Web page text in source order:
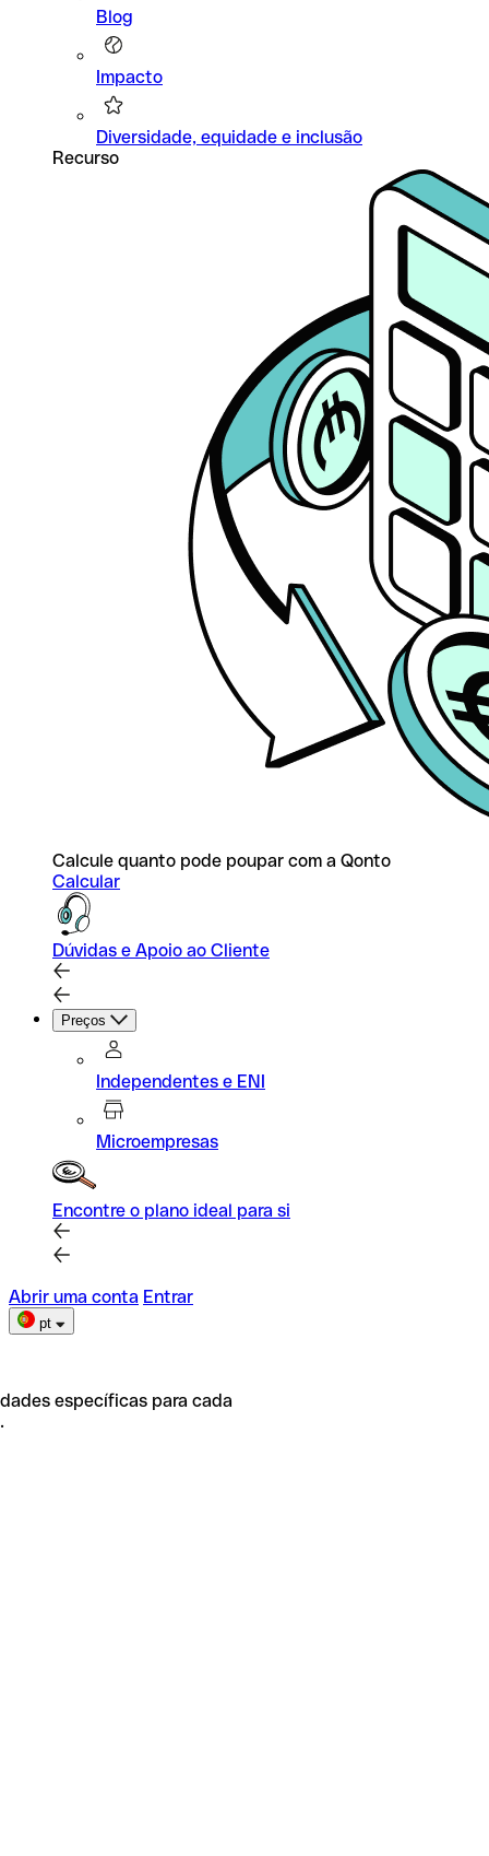
Blog
Impacto
Diversidade, equidade e inclusão
Recurso
Calcule quanto pode poupar com a Qonto
Calcular
Dúvidas e Apoio ao Cliente
Preços
Independentes e ENI
Microempresas
Encontre o plano ideal para si
Abrir uma conta Entrar
pt
específicas para cada